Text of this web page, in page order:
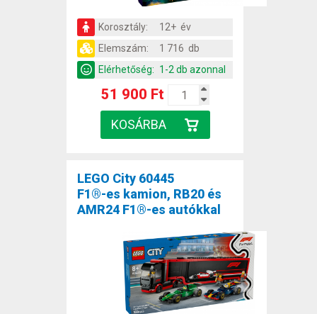
Korosztály:
12+ év
Elemszám:
1 716 db
Elérhetőség: 1-2 db azonnal
51 900 Ft
LEGO City 60445
F1®-es kamion, RB20 és
AMR24 F1®-es autókkal